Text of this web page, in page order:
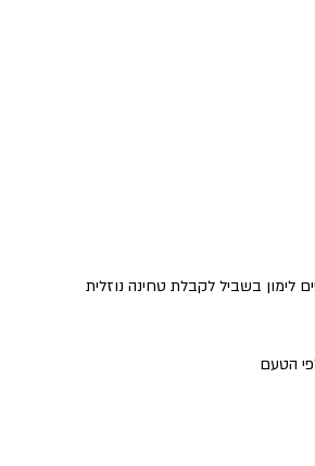
לימון בשביל לקבלת טחינה נוזלית
הטעם